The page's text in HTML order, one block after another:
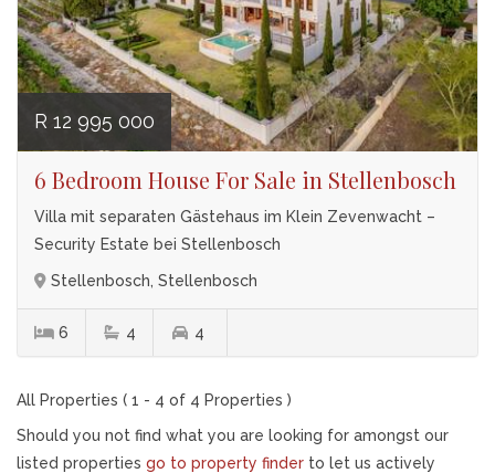
R 12 995 000
6 Bedroom House For Sale in Stellenbosch
Villa mit separaten Gästehaus im Klein Zevenwacht –
Security Estate bei Stellenbosch
Stellenbosch, Stellenbosch
6 4 4
All Properties ( 1 - 4 of 4 Properties )
Should you not find what you are looking for amongst our
listed properties go to property finder to let us actively